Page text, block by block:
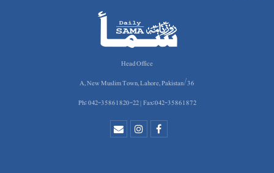
Head Office
36/A, New Muslim Town, Lahore, Pakistan
Ph: 042-35861820-22 | Fax:042-35861872